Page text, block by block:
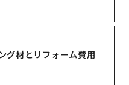
グ材とリフォーム費用